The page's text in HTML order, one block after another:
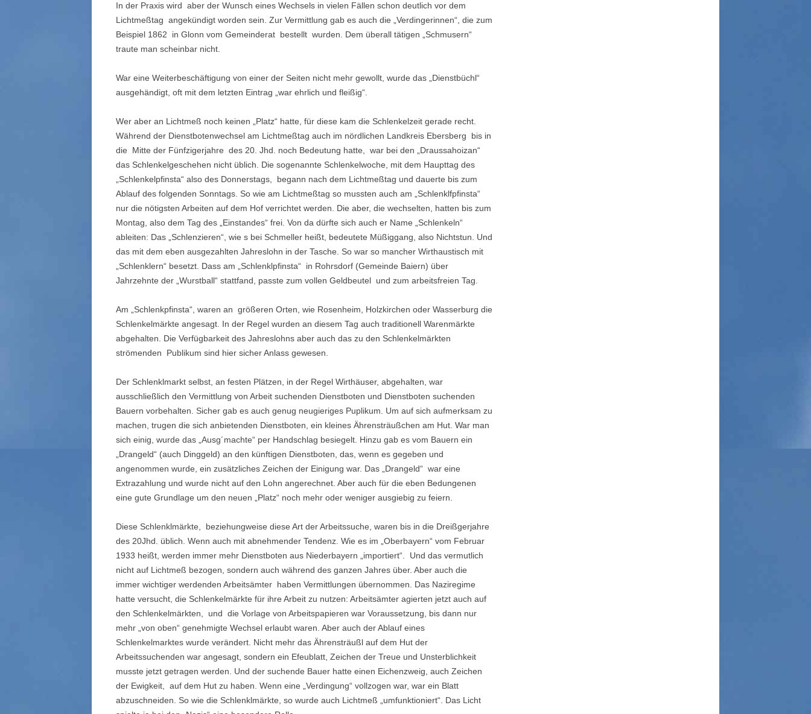
In der Praxis wird aber der Wunsch eines Wechsels in vielen Fällen schon deutlich vor dem
Lichtmeßtag angekündigt worden sein. Zur Vermittlung gab es auch die „Verdingerinnen“, die zum
Beispiel 1862 in Glonn vom Gemeinderat bestellt wurden. Dem überall tätigen „Schmusern“
traute man scheinbar nicht.
War eine Weiterbeschäftigung von einer der Seiten nicht mehr gewollt, wurde das „Dienstbüchl“
ausgehändigt, oft mit dem letzten Eintrag „war ehrlich und fleißig“.
Wer aber an Lichtmeß noch keinen „Platz“ hatte, für diese kam die Schlenkelzeit gerade recht.
Während der Dienstbotenwechsel am Lichtmeßtag auch im nördlichen Landkreis Ebersberg bis in
die Mitte der Fünfzigerjahre des 20. Jhd. noch Bedeutung hatte, war bei den „Draussahoizan“
das Schlenkelgeschehen nicht üblich. Die sogenannte Schlenkelwoche, mit dem Haupttag des
„Schlenkelpfinsta“ also des Donnerstags, begann nach dem Lichtmeßtag und dauerte bis zum
Ablauf des folgenden Sonntags. So wie am Lichtmeßtag so mussten auch am „Schlenklfpfinsta“
nur die nötigsten Arbeiten auf dem Hof verrichtet werden. Die aber, die wechselten, hatten bis zum
Montag, also dem Tag des „Einstandes“ frei. Von da dürfte sich auch er Name „Schlenkeln“
ableiten: Das „Schlenzieren“, wie s bei Schmeller heißt, bedeutete Müßiggang, also Nichtstun. Und
das mit dem eben ausgezahlten Jahreslohn in der Tasche. So war so mancher Wirthaustisch mit
„Schlenklern“ besetzt. Dass am „Schlenklpfinsta“ in Rohrsdorf (Gemeinde Baiern) über
Jahrzehnte der „Wurstball“ stattfand, passte zum vollen Geldbeutel und zum arbeitsfreien Tag.
Am „Schlenkpfinsta“, waren an größeren Orten, wie Rosenheim, Holzkirchen oder Wasserburg die
Schlenkelmärkte angesagt. In der Regel wurden an diesem Tag auch traditionell Warenmärkte
abgehalten. Die Verfügbarkeit des Jahreslohns aber auch das zu den Schlenkelmärkten
strömenden Publikum sind hier sicher Anlass gewesen.
Der Schlenklmarkt selbst, an festen Plätzen, in der Regel Wirthäuser, abgehalten, war
ausschließlich den Vermittlung von Arbeit suchenden Dienstboten und Dienstboten suchenden
Bauern vorbehalten. Sicher gab es auch genug neugieriges Puplikum. Um auf sich aufmerksam zu
machen, trugen die sich anbietenden Dienstboten, ein kleines Ährensträußchen am Hut. War man
sich einig, wurde das „Ausg´machte“ per Handschlag besiegelt. Hinzu gab es vom Bauern ein
„Drangeld“ (auch Dinggeld) an den künftigen Dienstboten, das, wenn es gegeben und
angenommen wurde, ein zusätzliches Zeichen der Einigung war. Das „Drangeld“ war eine
Extrazahlung und wurde nicht auf den Lohn angerechnet. Aber auch für die eben Bedungenen
eine gute Grundlage um den neuen „Platz“ noch mehr oder weniger ausgiebig zu feiern.
Diese Schlenklmärkte, beziehungweise diese Art der Arbeitssuche, waren bis in die Dreißgerjahre
des 20Jhd. üblich. Wenn auch mit abnehmender Tendenz. Wie es im „Oberbayern“ vom Februar
1933 heißt, werden immer mehr Dienstboten aus Niederbayern „importiert“. Und das vermutlich
nicht auf Lichtmeß bezogen, sondern auch während des ganzen Jahres über. Aber auch die
immer wichtiger werdenden Arbeitsämter haben Vermittlungen übernommen. Das Naziregime
hatte versucht, die Schlenkelmärkte für ihre Arbeit zu nutzen: Arbeitsämter agierten jetzt auch auf
den Schlenkelmärkten, und die Vorlage von Arbeitspapieren war Voraussetzung, bis dann nur
mehr „von oben“ genehmigte Wechsel erlaubt waren. Aber auch der Ablauf eines
Schlenkelmarktes wurde verändert. Nicht mehr das Ährensträußl auf dem Hut der
Arbeitssuchenden war angesagt, sondern ein Efeublatt, Zeichen der Treue und Unsterblichkeit
musste jetzt getragen werden. Und der suchende Bauer hatte einen Eichenzweig, auch Zeichen
der Ewigkeit, auf dem Hut zu haben. Wenn eine „Verdingung“ vollzogen war, war ein Blatt
abzuschneiden. So wie die Schlenklmärkte, so wurde auch Lichtmeß „umfunktioniert“. Das Licht